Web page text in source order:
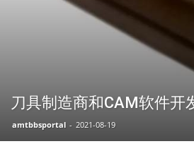
刀具制造商和CAM软件开
amtbbsportal - 2021-08-19